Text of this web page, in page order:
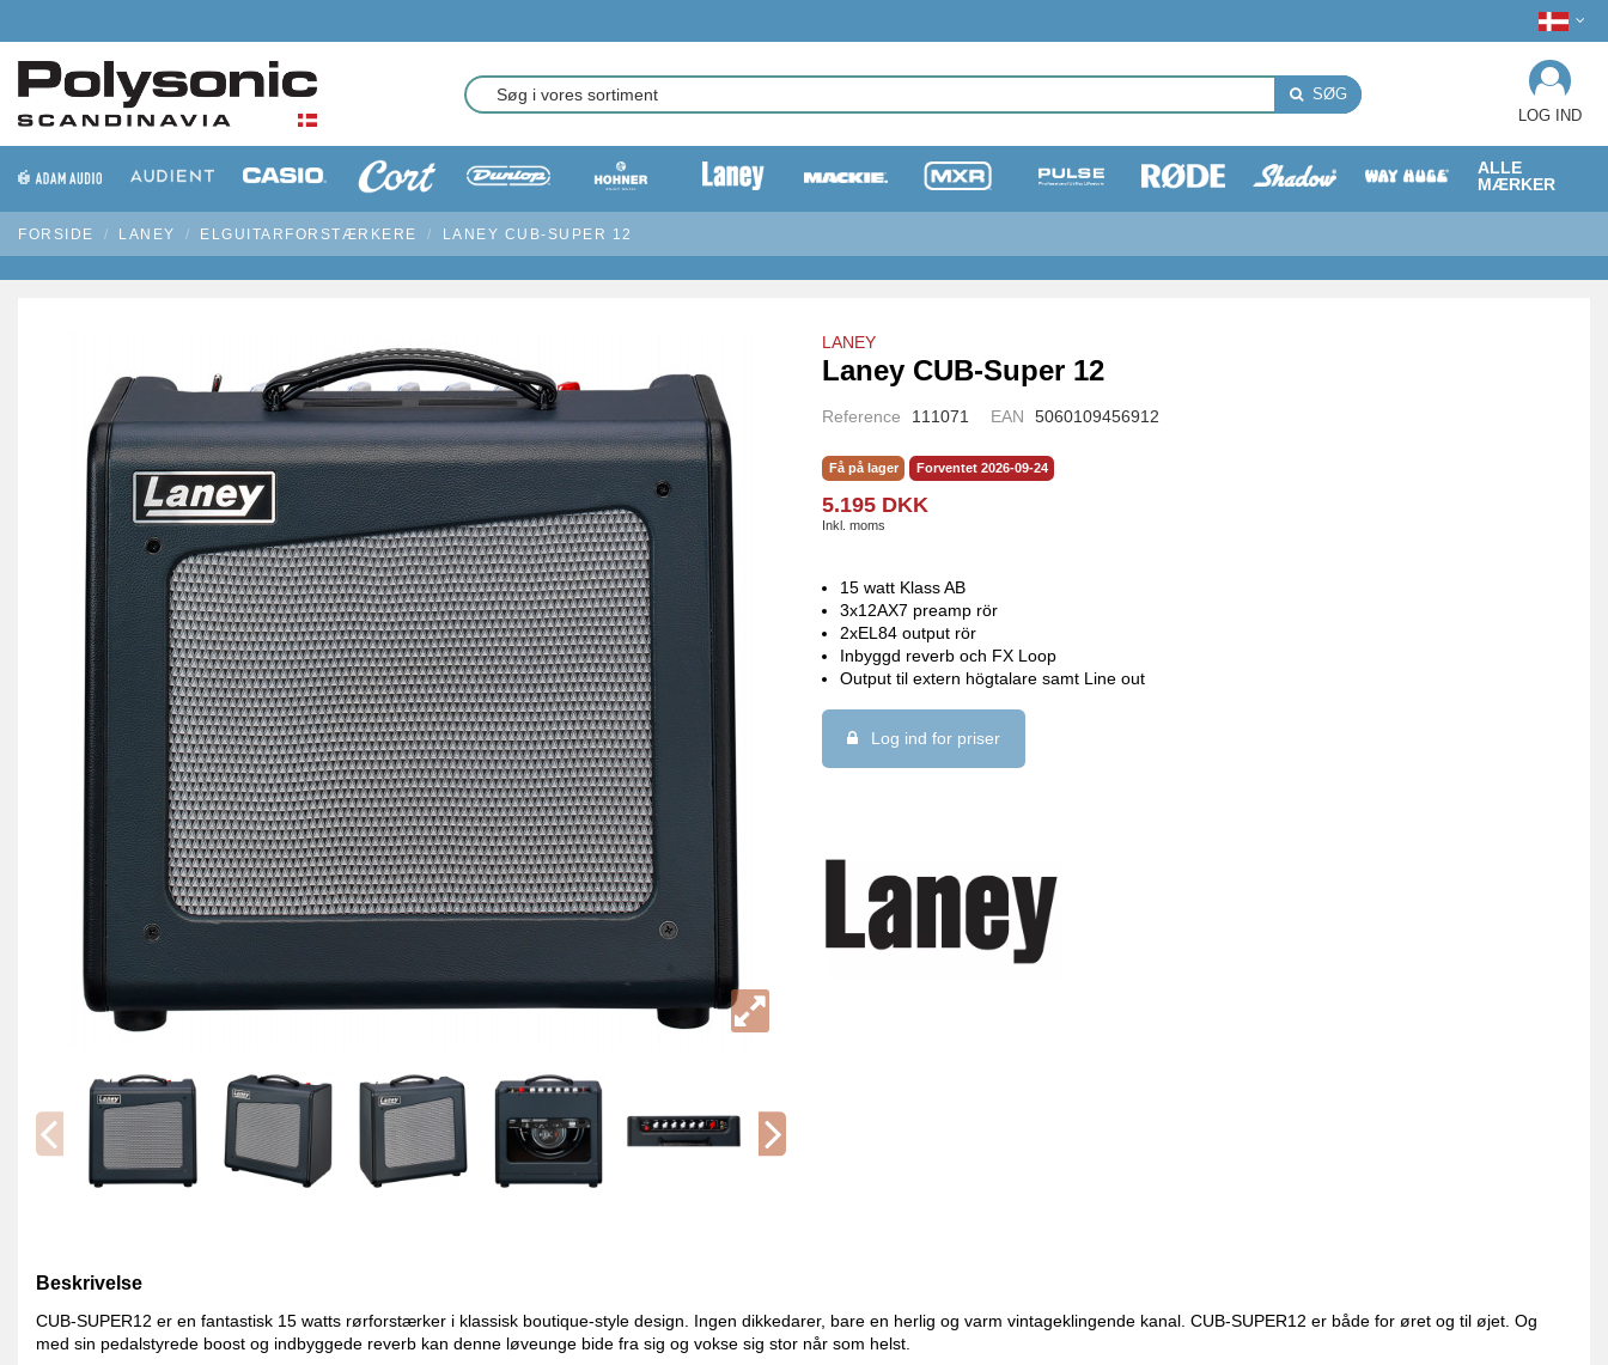
SØG
LOG IND
ALLE
MÆRKER
FORSIDE LANEY ELGUITARFORSTÆRKERE LANEY CUB-SUPER 12
LANEY
Laney CUB-Super 12
Reference 111071 EAN 5060109456912
Få på lager Forventet 2026-09-24
5.195 DKK
Inkl. moms
15 watt Klass AB
3x12AX7 preamp rör
2xEL84 output rör
Inbyggd reverb och FX Loop
Output til extern högtalare samt Line out
Log ind for priser
Beskrivelse
CUB-SUPER12 er en fantastisk 15 watts rørforstærker i klassisk boutique-style design. Ingen dikkedarer, bare en herlig og varm vintageklingende kanal. CUB-SUPER12 er både for øret og til øjet. Og
med sin pedalstyrede boost og indbyggede reverb kan denne løveunge bide fra sig og vokse sig stor når som helst.